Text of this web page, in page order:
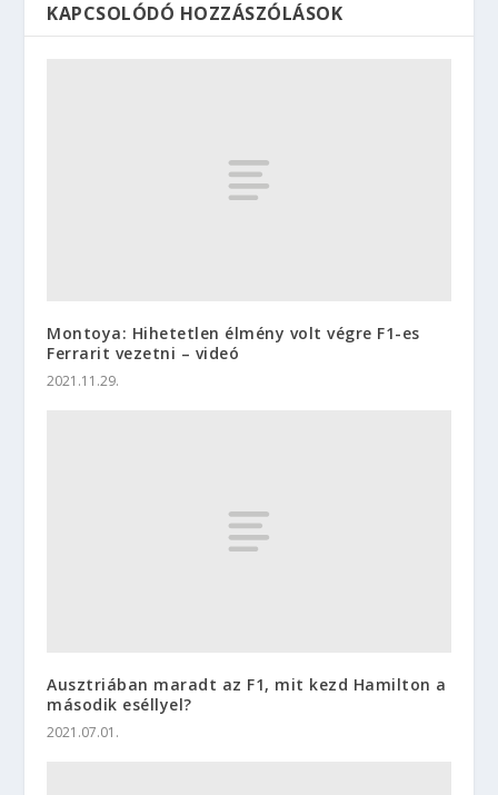
KAPCSOLÓDÓ HOZZÁSZÓLÁSOK
Montoya: Hihetetlen élmény volt végre F1-es
Ferrarit vezetni – videó
2021.11.29.
Ausztriában maradt az F1, mit kezd Hamilton a
második eséllyel?
2021.07.01.